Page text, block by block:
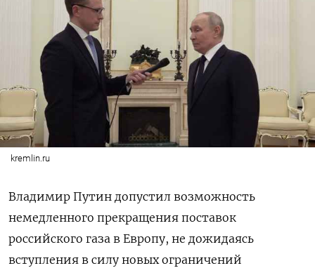
kremlin.ru
Владимир Путин допустил возможность
немедленного прекращения поставок
российского газа в Европу, не дожидаясь
вступления в силу новых ограничений